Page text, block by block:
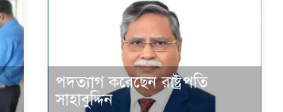
পদত্যাগ করেছেন রাষ্ট্রপতি
সাহাবুদ্দিন